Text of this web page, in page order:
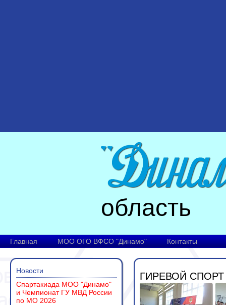
область
Главная МОО ОГО ВФСО "Динамо" Контакты
Новости
Спартакиада МОО "Динамо"
и Чемпионат ГУ МВД России
по МО 2026
ГИРЕВОЙ СПОРТ